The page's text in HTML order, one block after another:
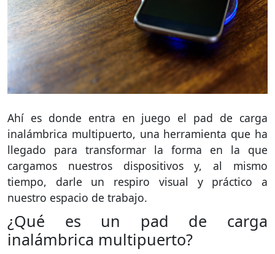
Ahí es donde entra en juego el pad de carga
inalámbrica multipuerto, una herramienta que ha
llegado para transformar la forma en la que
cargamos nuestros dispositivos y, al mismo
tiempo, darle un respiro visual y práctico a
nuestro espacio de trabajo.
¿Qué es un pad de carga
inalámbrica multipuerto?